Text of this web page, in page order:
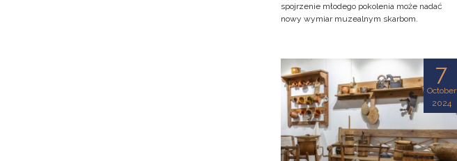
spojrzenie młodego pokolenia może nadać
nowy wymiar muzealnym skarbom.
7
October
2024